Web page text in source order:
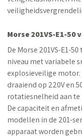
Morse 201VS-E1-
De Morse 201VS-E1-
niveau met variabele
explosieveilige motor.
draaiend op 220V en
rotatiesnelheid aan te
De capaciteit en
modellen in de 201-
apparaat worden